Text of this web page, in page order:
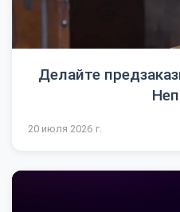
Делайте
20 июля 2026 г.